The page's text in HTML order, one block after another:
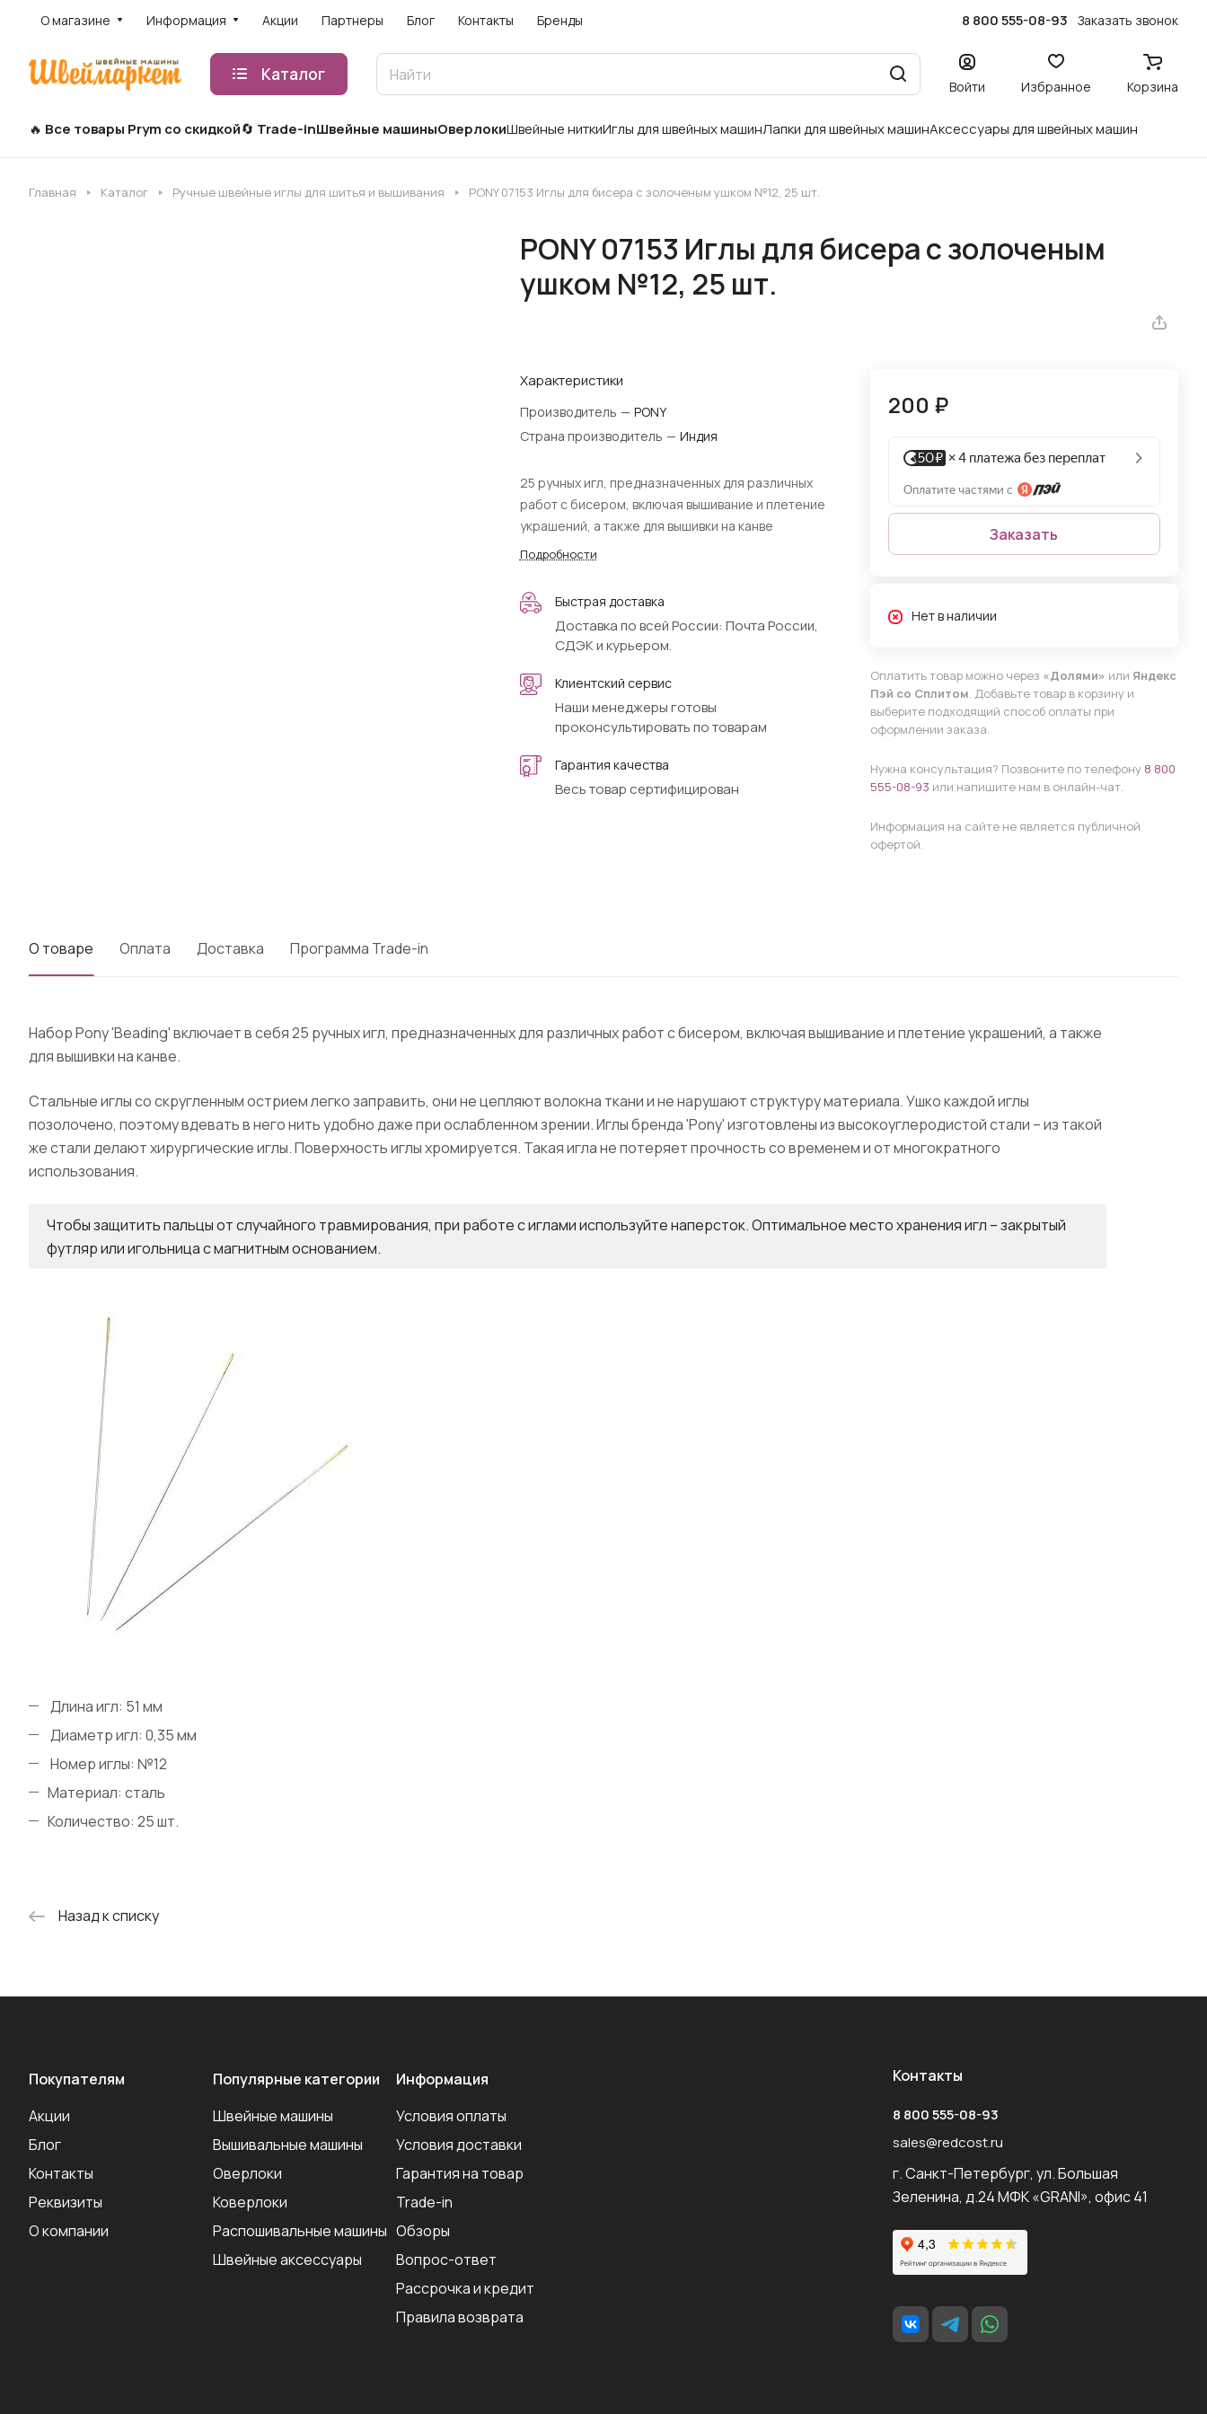
О магазине Информация Акции Партнеры Блог Контакты Бренды 8 800 555-08-93 Заказать звонок
Каталог
Войти Избранное Корзина
Все товары Prym со скидкой Trade-inШвейные машиныОверлокиШвейные ниткиИглы для швейных машинЛапки для швейных машинАксессуары для швейных машин
Главная Каталог Ручные швейные иглы для шитья и вышивания PONY 07153 Иглы для бисера с золоченым ушком №12, 25 шт.
PONY 07153 Иглы для бисера с золоченым
ушком №12, 25 шт.
Характеристики
Производитель — PONY
Страна производитель — Индия
25 ручных игл, предназначенных для различных
работ с бисером, включая вышивание и плетение
украшений, а также для вышивки на канве
Подробности
Быстрая доставка
Доставка по всей России: Почта России,
СДЭК и курьером.
Клиентский сервис
Наши менеджеры готовы
проконсультировать по товарам
Гарантия качества
Весь товар сертифицирован
200 ₽
Заказать
Нет в наличии
Оплатить товар можно через «Долями» или Яндекс
Пэй со Сплитом. Добавьте товар в корзину и
выберите подходящий способ оплаты при
оформлении заказа.
Нужна консультация? Позвоните по телефону 8 800
555-08-93 или напишите нам в онлайн-чат.
Информация на сайте не является публичной
офертой.
О товаре Оплата Доставка Программа Trade-in
Набор Pony 'Beading' включает в себя 25 ручных игл, предназначенных для различных работ с бисером, включая вышивание и плетение украшений, а также
для вышивки на канве.
Стальные иглы со скругленным острием легко заправить, они не цепляют волокна ткани и не нарушают структуру материала. Ушко каждой иглы
позолочено, поэтому вдевать в него нить удобно даже при ослабленном зрении. Иглы бренда 'Pony' изготовлены из высокоуглеродистой стали – из такой
же стали делают хирургические иглы. Поверхность иглы хромируется. Такая игла не потеряет прочность со временем и от многократного
использования.
Чтобы защитить пальцы от случайного травмирования, при работе с иглами используйте наперсток. Оптимальное место хранения игл – закрытый
футляр или игольница с магнитным основанием.
Длина игл: 51 мм
Диаметр игл: 0,35 мм
Номер иглы: №12
Материал: сталь
Количество: 25 шт.
Назад к списку
Покупателям
Акции
Блог
Контакты
Реквизиты
О компании
Популярные категории
Швейные машины
Вышивальные машины
Оверлоки
Коверлоки
Распошивальные машины
Швейные аксеcсуары
Информация
Условия оплаты
Условия доставки
Гарантия на товар
Trade-in
Обзоры
Вопрос-ответ
Рассрочка и кредит
Правила возврата
Контакты
8 800 555-08-93
sales@redcost.ru
г. Санкт-Петербург, ул. Большая
Зеленина, д.24 МФК «GRANI», офис 41